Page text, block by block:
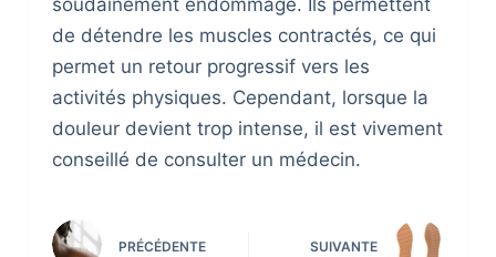
soudainement endommagé. Ils permettent
de détendre les muscles contractés, ce qui
permet un retour progressif vers les
activités physiques. Cependant, lorsque la
douleur devient trop intense, il est vivement
conseillé de consulter un médecin.
PRÉCÉDENTE SUIVANTE